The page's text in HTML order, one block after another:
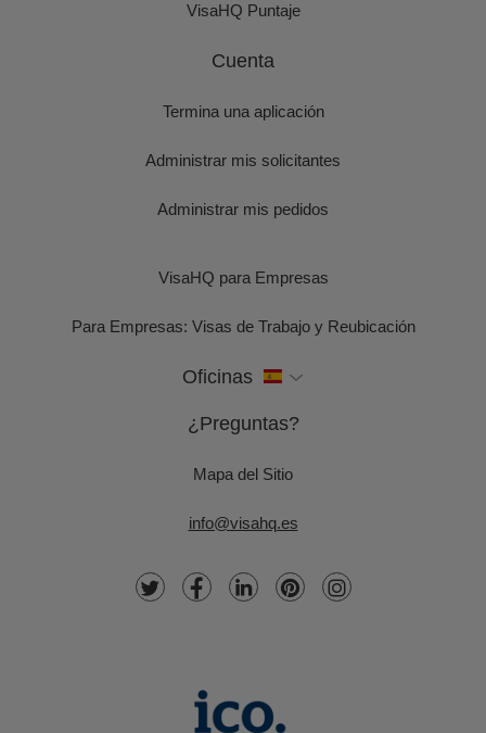
VisaHQ Puntaje
Cuenta
Termina una aplicación
Administrar mis solicitantes
Administrar mis pedidos
VisaHQ para Empresas
Para Empresas: Visas de Trabajo y Reubicación
Oficinas
¿Preguntas?
Mapa del Sitio
info@visahq.es